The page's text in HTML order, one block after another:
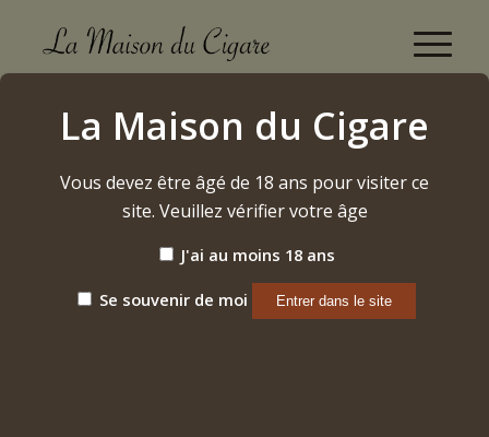
Boutique
Accueil / Cigares / Cubains /Diplomaticos
El Diputado « Exclusivamente Belux «
La Maison du Cigare
Vous devez être âgé de 18 ans pour visiter ce
site. Veuillez vérifier votre âge
J'ai au moins 18 ans
Se souvenir de moi